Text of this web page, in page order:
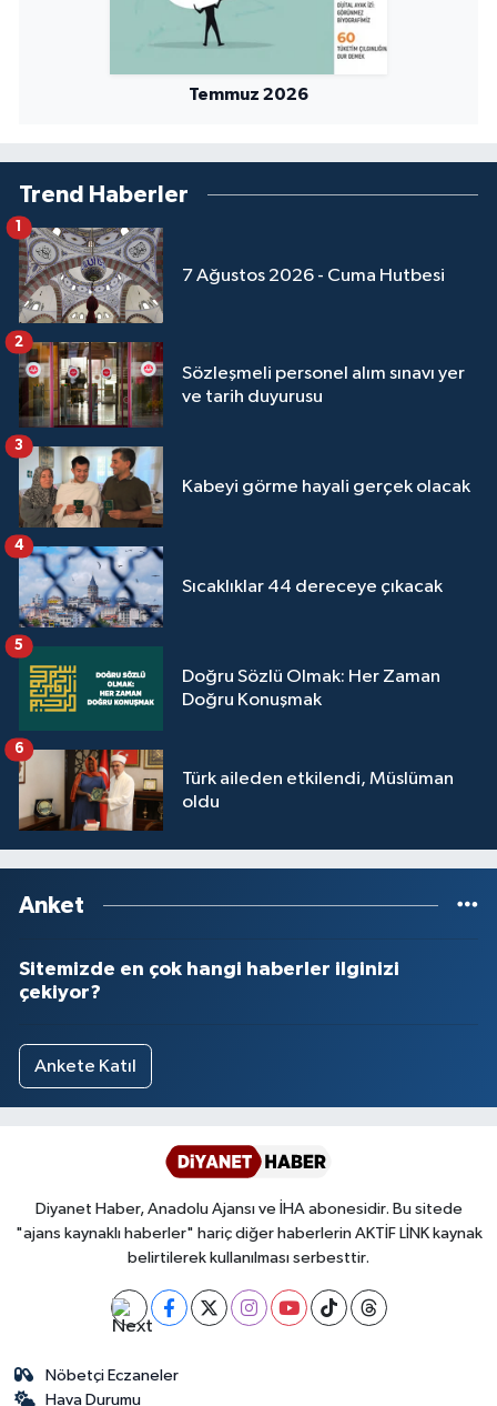
Temmuz 2026
Trend Haberler
7 Ağustos 2026 - Cuma Hutbesi
1
Sözleşmeli personel alım sınavı yer
ve tarih duyurusu
2
Kabeyi görme hayali gerçek olacak
3
Sıcaklıklar 44 dereceye çıkacak
4
Doğru Sözlü Olmak: Her Zaman
Doğru Konuşmak
5
Türk aileden etkilendi, Müslüman
oldu
6
Anket
Sitemizde en çok hangi haberler ilginizi
çekiyor?
Ankete Katıl
Diyanet Haber, Anadolu Ajansı ve İHA abonesidir. Bu sitede
"ajans kaynaklı haberler" hariç diğer haberlerin AKTİF LİNK kaynak
belirtilerek kullanılması serbesttir.
Nöbetçi Eczaneler
Hava Durumu